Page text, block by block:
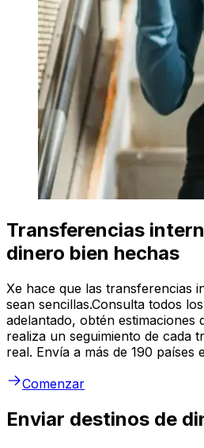
Transferencias
dinero bien hechas
Xe hace que las transferencias
sean sencillas.Consulta todos
adelantado, obtén estimaciones
realiza un seguimiento de cada
real. Envía a más de 190 países
Comenzar
Enviar destinos de